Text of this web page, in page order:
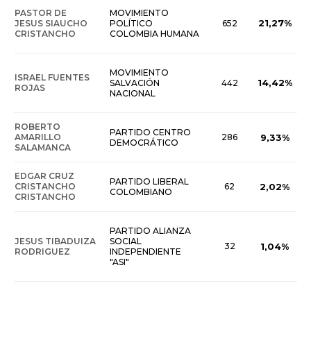
PASTOR DE
JESUS SIAUCHO
CRISTANCHO
MOVIMIENTO
POLÍTICO
COLOMBIA HUMANA
652 21,27%
ISRAEL FUENTES
ROJAS
MOVIMIENTO
SALVACIÓN
NACIONAL
442 14,42%
ROBERTO
AMARILLO
SALAMANCA
PARTIDO CENTRO
DEMOCRÁTICO
286 9,33%
EDGAR CRUZ
CRISTANCHO
CRISTANCHO
PARTIDO LIBERAL
COLOMBIANO
62 2,02%
JESUS TIBADUIZA
RODRIGUEZ
PARTIDO ALIANZA
SOCIAL
INDEPENDIENTE
"ASI"
32 1,04%